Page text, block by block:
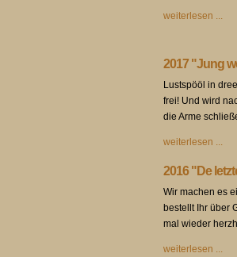
weiterlesen ...
2017 "Jung
Lustspööl in
frei! Und wird
die Arme
weiterlesen ...
2016 "De
Wir machen es
bestellt Ihr über
mal wieder
weiterlesen ...